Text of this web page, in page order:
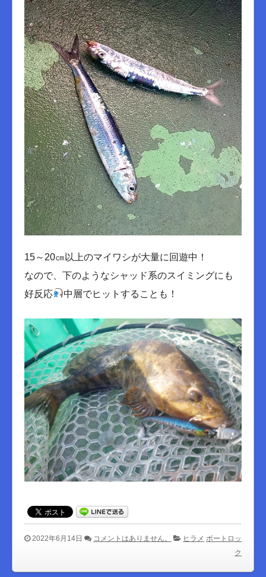
15～20㎝以上のマイワシが大量に回遊中！
なので、下のようなシャッド系のスイミングにも
好反応
中層でヒットすることも！
2022年6月14日 コメントはありません。 ヒラメ ボートロッ
ク